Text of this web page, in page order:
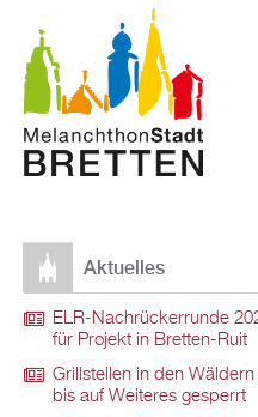
Aktuelles
ELR-Nachrückerrunde
für Projekt in Bretten-Ruit
Grillstellen in den
bis auf Weiteres gesperrt